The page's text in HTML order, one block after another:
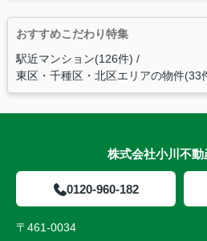
おすすめこだわり特集
駅近マンション(126件)
東区・千種区・北区エリアの物件(33
株式会社小川不動
0120-960-182
〒461-0034